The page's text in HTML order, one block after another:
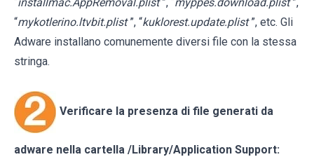
“mykotlerino.ltvbit.plist ”, “kuklorest.update.plist ”, etc. Gli
Adware installano comunemente diversi file con la stessa
stringa.
Verificare la presenza di file generati da
adware nella cartella /Library/Application Support: